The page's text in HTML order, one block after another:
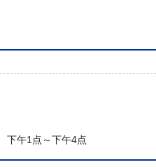
下午1点～下午4点